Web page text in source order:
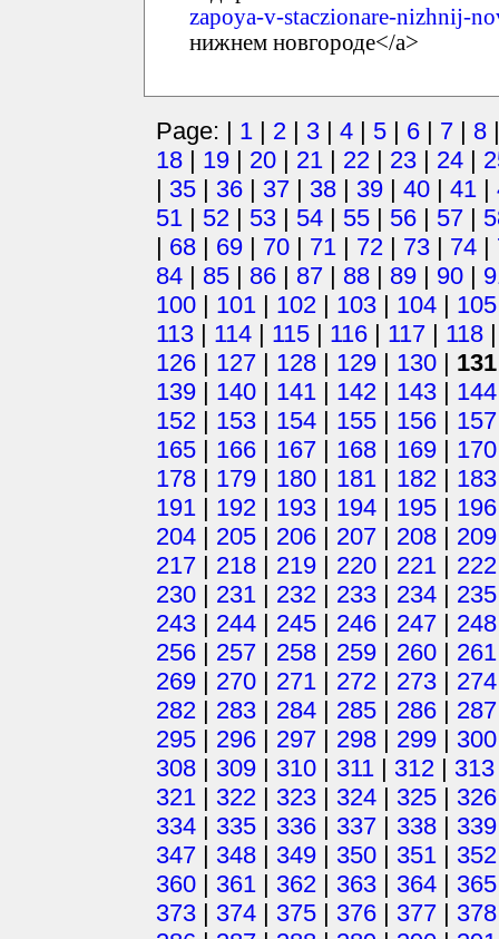
zapoya-v-staczionare-nizhnij-
нижнем новгороде</a>
Page: | 1 | 2 | 3 | 4 | 5 | 6 | 7 | 8
18 | 19 | 20 | 21 | 22 | 23 | 24 |
| 35 | 36 | 37 | 38 | 39 | 40 | 41 |
51 | 52 | 53 | 54 | 55 | 56 | 57 |
| 68 | 69 | 70 | 71 | 72 | 73 | 74 |
84 | 85 | 86 | 87 | 88 | 89 | 90 |
100 | 101 | 102 | 103 | 104 | 105
113 | 114 | 115 | 116 | 117 | 118
126 | 127 | 128 | 129 | 130 | 131
139 | 140 | 141 | 142 | 143 | 144
152 | 153 | 154 | 155 | 156 | 157
165 | 166 | 167 | 168 | 169 | 170
178 | 179 | 180 | 181 | 182 | 183
191 | 192 | 193 | 194 | 195 | 196
204 | 205 | 206 | 207 | 208 | 209
217 | 218 | 219 | 220 | 221 | 222
230 | 231 | 232 | 233 | 234 | 235
243 | 244 | 245 | 246 | 247 | 248
256 | 257 | 258 | 259 | 260 | 261
269 | 270 | 271 | 272 | 273 | 274
282 | 283 | 284 | 285 | 286 | 287
295 | 296 | 297 | 298 | 299 | 300
308 | 309 | 310 | 311 | 312 | 313
321 | 322 | 323 | 324 | 325 | 326
334 | 335 | 336 | 337 | 338 | 339
347 | 348 | 349 | 350 | 351 | 352
360 | 361 | 362 | 363 | 364 | 365
373 | 374 | 375 | 376 | 377 | 378